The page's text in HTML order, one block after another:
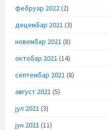
фебруар 2022(2)
децембар 2021 (3)
новембар 2021 (8)
октобар 2021 (14)
септембар 2021 (8)
август 2021 (5)
јул 2021 (3)
јун 2021 (11)